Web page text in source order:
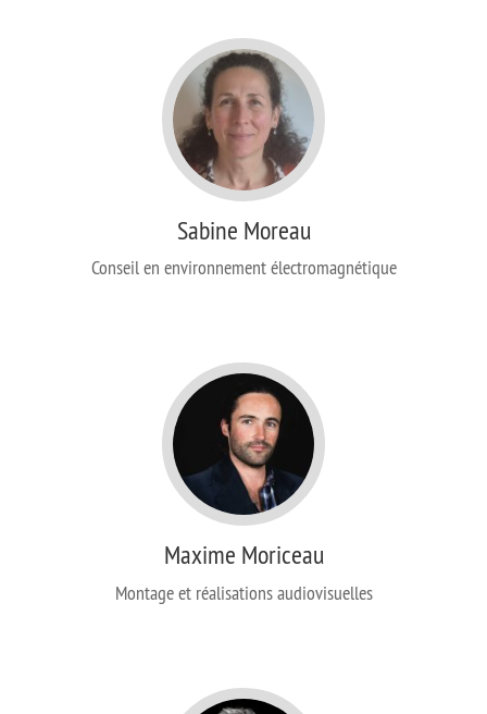
Sabine Moreau
Conseil en environnement électromagnétique
Maxime Moriceau
Montage et réalisations audiovisuelles